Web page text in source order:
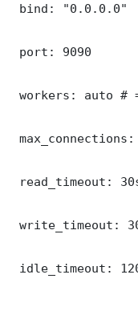
bind: "0.0.0.0"
port: 9090
workers: auto #
max_connections:
read_timeout:
write_timeout:
idle_timeout: